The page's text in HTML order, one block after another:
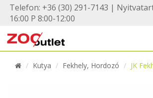
Telefon: +36 (30) 291-7143 |
16:00 P 8:00-12:00
Kutya Fekhely, Hordozó JK